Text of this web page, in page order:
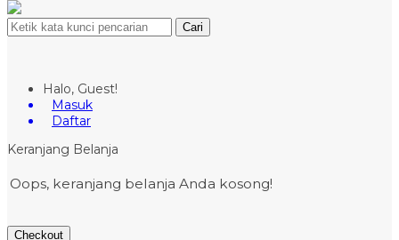
Cari
Halo, Guest!
Masuk
Daftar
Keranjang Belanja
Oops, keranjang belanja Anda kosong!
Checkout